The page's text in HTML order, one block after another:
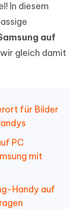
In diesem
auf
gleich damit
für Bilder
PC
mit
Handy auf